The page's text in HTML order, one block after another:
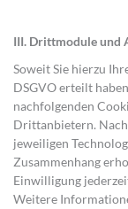
III. Drittmodule und
Soweit Sie hierzu
DSGVO erteilt
nachfolgenden
Drittanbietern.
jeweiligen
Zusammenhang
Einwilligung
Weitere